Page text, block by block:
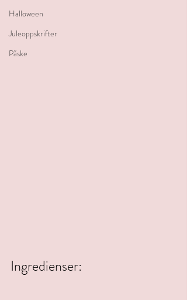
Halloween
Juleoppskrifter
Påske
Ingredienser: